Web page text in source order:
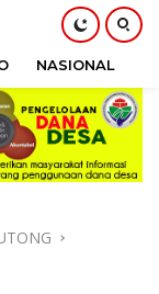
NASIONAL